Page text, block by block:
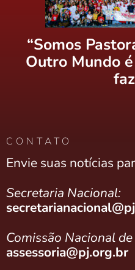
“Somos
Outro Mundo
CONTATO
Envie suas notícias
Secretaria Nacional:
Comissão Nacional
assessoria@pj.org.br